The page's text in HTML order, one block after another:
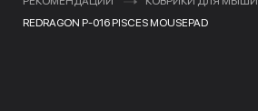
REDRAGON P-016 PISCES MOUSEPAD